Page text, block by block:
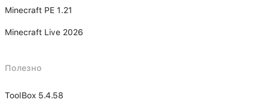
Minecraft PE 1.21
Minecraft Live 2026
Полезно
ToolBox 5.4.58